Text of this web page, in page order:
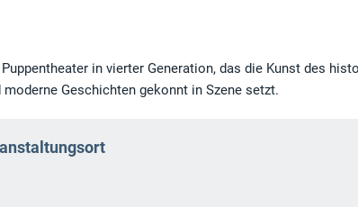
in vierter Generation, das die Kunst des
Geschichten gekonnt in Szene setzt.